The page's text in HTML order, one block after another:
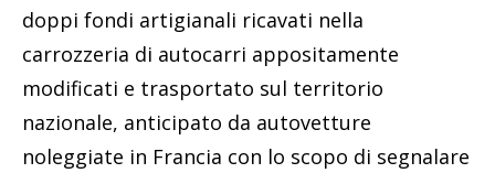
doppi fondi artigianali ricavati nella
carrozzeria di autocarri appositamente
modificati e trasportato sul territorio
nazionale, anticipato da autovetture
noleggiate in Francia con lo scopo di segnalare